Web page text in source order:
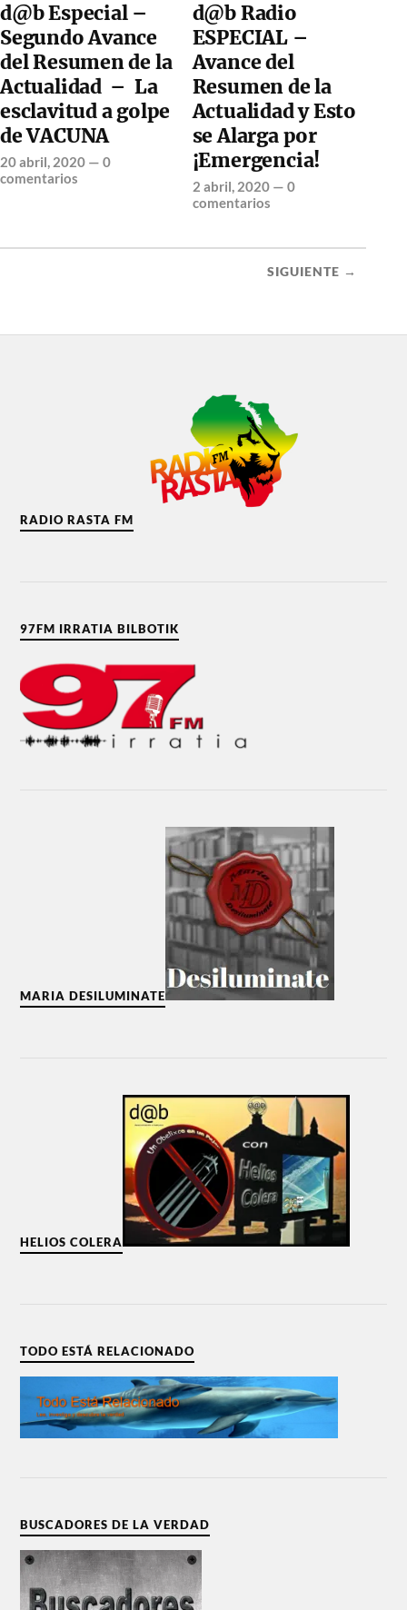
d@b Especial –
Segundo Avance
del Resumen de la
Actualidad – La
esclavitud a golpe
de VACUNA
20 abril, 2020 — 0
comentarios
d@b Radio
ESPECIAL –
Avance del
Resumen de la
Actualidad y Esto
se Alarga por
¡Emergencia!
2 abril, 2020— 0
comentarios
SIGUIENTE →
RADIO RASTA FM
97FM IRRATIA BILBOTIK
MARIA DESILUMINATE
HELIOS COLERA
TODO ESTÁ RELACIONADO
BUSCADORES DE LA VERDAD